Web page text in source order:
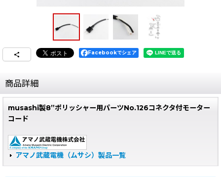
Facebookでシェア
商品詳細
musashi製8”ポリッシャー用パーツNo.126コネクタ付モーター
コード
アマノ武蔵電機（ムサシ）製品一覧